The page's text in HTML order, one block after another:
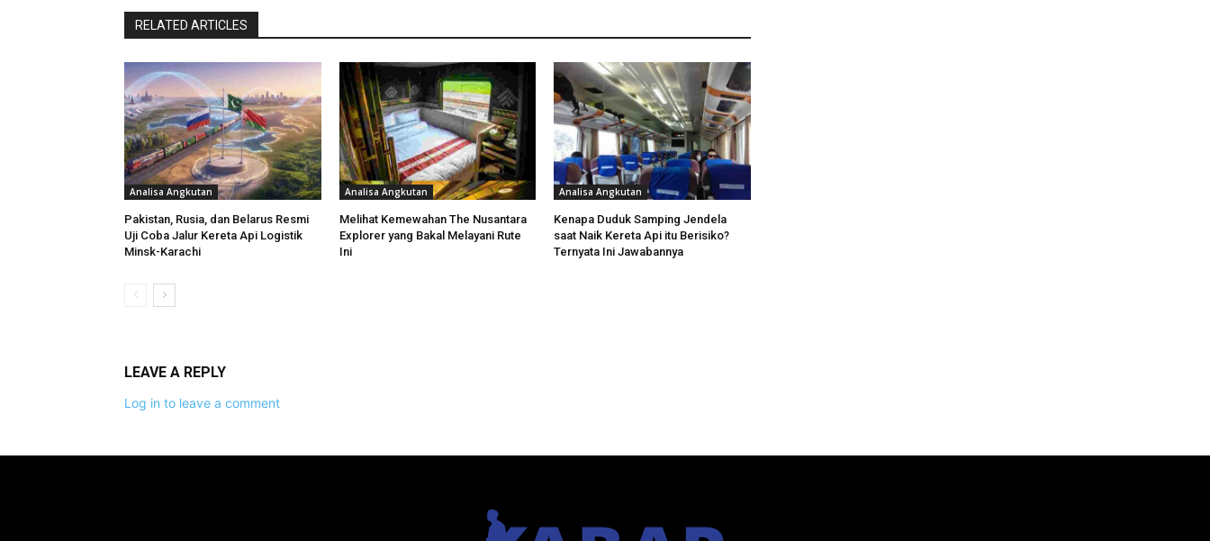
RELATED ARTICLES
Analisa Angkutan
Pakistan, Rusia, dan Belarus Resmi
Uji Coba Jalur Kereta Api Logistik
Minsk-Karachi
Analisa Angkutan
Melihat Kemewahan The Nusantara
Explorer yang Bakal Melayani Rute
Ini
Analisa Angkutan
Kenapa Duduk Samping Jendela
saat Naik Kereta Api itu Berisiko?
Ternyata Ini Jawabannya
LEAVE A REPLY
Log in to leave a comment